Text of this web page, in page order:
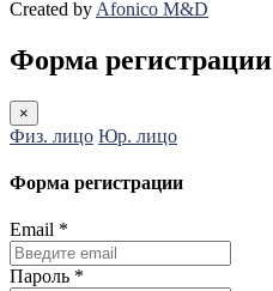
Created by Afonico M&D
Форма регистрации
×
Физ. лицо Юр. лицо
Форма регистрации
Email *
Пароль *